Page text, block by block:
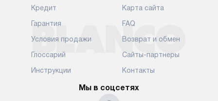
В установленный день наша
упакованный прибор прямо
к вашей двери или до прихожей.
Если вам необходимо
переместить прибор к месту его
установки, пожалуйста,
предварительно обсудите это
с нашим менеджером. Эта
Кредит
Гарантия
Условия продажи
Глоссарий
Инструкции
Карта сайта
FAQ
Возврат и обмен
Сайты-партнеры
Контакты
Мы в соцсетях